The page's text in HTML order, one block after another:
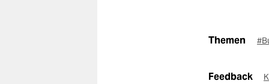
Themen
Feedback